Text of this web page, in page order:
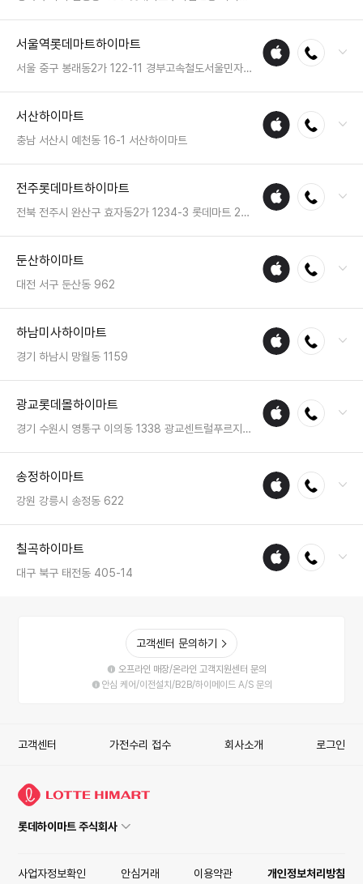
팩스 : 05023331221
영업시간 : 금일 10:00~22:00
서울역롯데마트하이마트
서울 중구 봉래동2가 122-11 경부고속철도서울민자역사 롯데마트서울역점 3층 롯데하이마트
애플
수리
전화연결
팩스 : 05023331220
영업시간 : 금일 10:00~22:00
서산하이마트
충남 서산시 예천동 16-1 서산하이마트
애플
수리
전화연결
팩스 : 050-2222-1541
영업시간 : 금일 10:30~20:30
전주롯데마트하이마트
전북 전주시 완산구 효자동2가 1234-3 롯데마트 2층 하이마트
애플
수리
전화연결
팩스 : 05023331209
영업시간 : 금일 10:00~22:00
둔산하이마트
대전 서구 둔산동 962
애플
수리
전화연결
팩스 : 050-2222-1530
영업시간 : 금일 10:30~20:30
하남미사하이마트
경기 하남시 망월동 1159
애플
수리
전화연결
팩스 : 05023331504
영업시간 : 금일 10:00~20:00
광교롯데몰하이마트
경기 수원시 영통구 이의동 1338 광교센트럴푸르지오시티
애플
수리
전화연결
팩스 : 05023331542
영업시간 : 금일 10:30~21:00
송정하이마트
강원 강릉시 송정동 622
애플
수리
전화연결
팩스 : 050-2222-1144
영업시간 : 금일 10:30~20:30
칠곡하이마트
대구 북구 태전동 405-14
애플
수리
전화연결
영업시간 : 금일 10:30~20:30고객센터 문의하기
오프라인 매장/온라인 고객지원센터 문의
안심 케어/이전설치/B2B/하이메이드 A/S 문의
고객센터 가전수리 접수 회사소개 로그인
롯데하이마트 주식회사
사업자정보확인 안심거래 이용약관 개인정보처리방침